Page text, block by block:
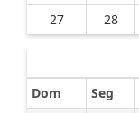
27
28
Dom
Seg